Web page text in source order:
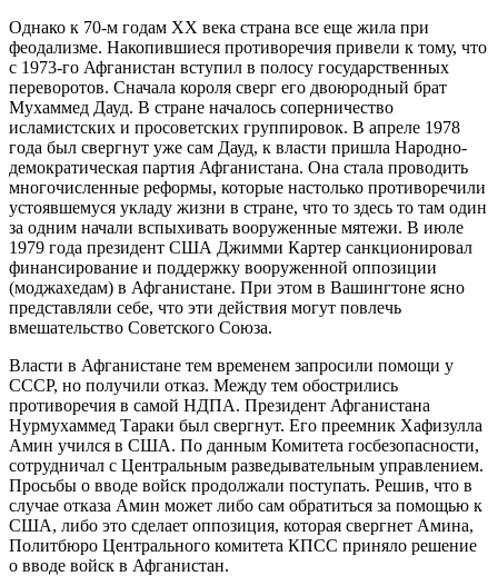
Однако к 70-м годам XX века страна все еще жила при
феодализме. Накопившиеся противоречия привели к тому, что
с 1973-го Афганистан вступил в полосу государственных
переворотов. Сначала короля сверг его двоюродный брат
Мухаммед Дауд. В стране началось соперничество
исламистских и просоветских группировок. В апреле 1978
года был свергнут уже сам Дауд, к власти пришла Народно-
демократическая партия Афганистана. Она стала проводить
многочисленные реформы, которые настолько противоречили
устоявшемуся укладу жизни в стране, что то здесь то там один
за одним начали вспыхивать вооруженные мятежи. В июле
1979 года президент США Джимми Картер санкционировал
финансирование и поддержку вооруженной оппозиции
(моджахедам) в Афганистане. При этом в Вашингтоне ясно
представляли себе, что эти действия могут повлечь
вмешательство Советского Союза.
Власти в Афганистане тем временем запросили помощи у
СССР, но получили отказ. Между тем обострились
противоречия в самой НДПА. Президент Афганистана
Нурмухаммед Тараки был свергнут. Его преемник Хафизулла
Амин учился в США. По данным Комитета госбезопасности,
сотрудничал с Центральным разведывательным управлением.
Просьбы о вводе войск продолжали поступать. Решив, что в
случае отказа Амин может либо сам обратиться за помощью к
США, либо это сделает оппозиция, которая свергнет Амина,
Политбюро Центрального комитета КПСС приняло решение
о вводе войск в Афганистан.